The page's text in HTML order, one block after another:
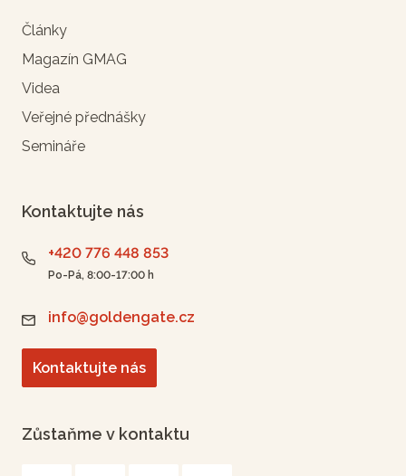
Články
Magazín GMAG
Videa
Veřejné přednášky
Semináře
Kontaktujte nás
+420 776 448 853
Po-Pá, 8:00-17:00 h
info@goldengate.cz
Kontaktujte nás
Zůstaňme v kontaktu